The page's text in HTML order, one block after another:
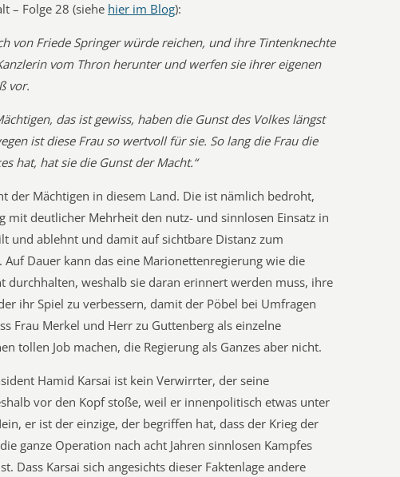
– Folge 28 (siehe hier im Blog):
von Friede Springer würde reichen, und ihre Tintenknechte
vom Thron herunter und werfen sie ihrer eigenen
vor.
das ist gewiss, haben die Gunst des Volkes längst
ist diese Frau so wertvoll für sie. So lang die Frau die
hat, hat sie die Gunst der Macht.“
der Mächtigen in diesem Land. Die ist nämlich bedroht,
mit deutlicher Mehrheit den nutz- und sinnlosen Einsatz in
und ablehnt und damit auf sichtbare Distanz zum
Auf Dauer kann das eine Marionettenregierung wie die
durchhalten, weshalb sie daran erinnert werden muss, ihre
ihr Spiel zu verbessern, damit der Pöbel bei Umfragen
Frau Merkel und Herr zu Guttenberg als einzelne
tollen Job machen, die Regierung als Ganzes aber nicht.
Hamid Karsai ist kein Verwirrter, der seine
vor den Kopf stoße, weil er innenpolitisch etwas unter
er ist der einzige, der begriffen hat, dass der Krieg der
ganze Operation nach acht Jahren sinnlosen Kampfes
Dass Karsai sich angesichts dieser Faktenlage andere